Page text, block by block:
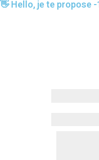
👋 Hello, je te propose